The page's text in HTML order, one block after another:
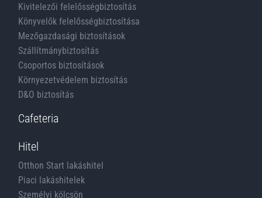
Kivitelezői felelősségbiztosítás
Könyvelők felelősségbiztosítása
Mezőgazdasági biztosítások
Szállítmánybiztosítás
Csoportos biztosítások
Környezetvédelem biztosítás
D&O biztosítás
Cafeteria
Hitel
Otthon Start lakáshitel
Piaci lakáshitelek
Személyi kölcsön